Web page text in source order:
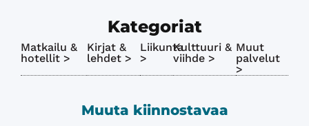
Kategoriat
Matkailu &
hotellit >
Kirjat &
lehdet >
Liikunta
>
Kulttuuri &
viihde >
Muut
palvelut
>
Muuta kiinnostavaa